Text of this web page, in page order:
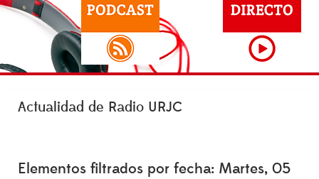
Actualidad de Radio URJC
Elementos filtrados por fecha: Martes, 05